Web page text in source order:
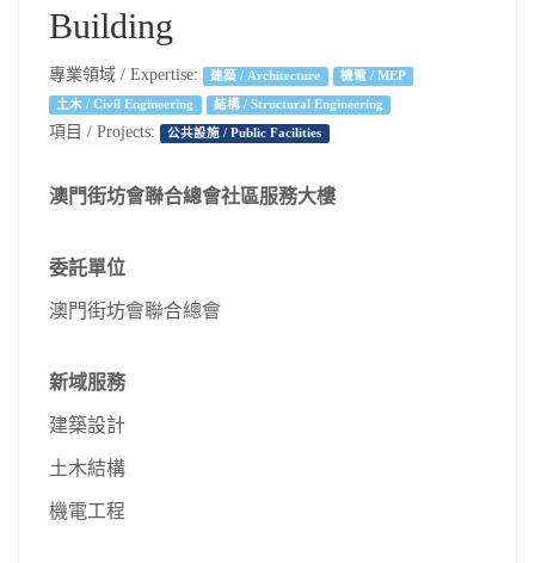
Building
專業領域 / Expertise: 建築 / Architecture 機電 / MEP
土木 / Civil Engineering 結構 / Structural Engineering
項目 / Projects: 公共設施 / Public Facilities
澳門街坊會聯合總會社區服務大樓
委託單位
澳門街坊會聯合總會
新域服務
建築設計
土木結構
機電工程